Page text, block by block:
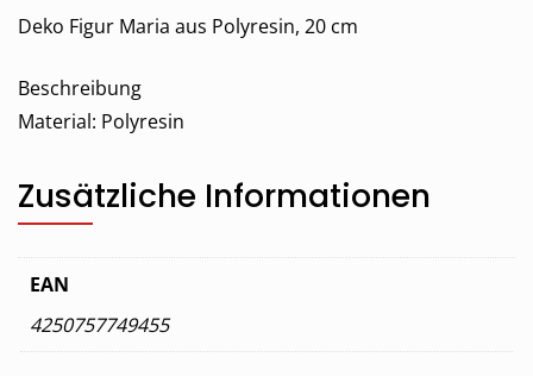
Deko Figur Maria aus Polyresin, 20 cm
Beschreibung
Material: Polyresin
Zusätzliche Informationen
EAN
4250757749455